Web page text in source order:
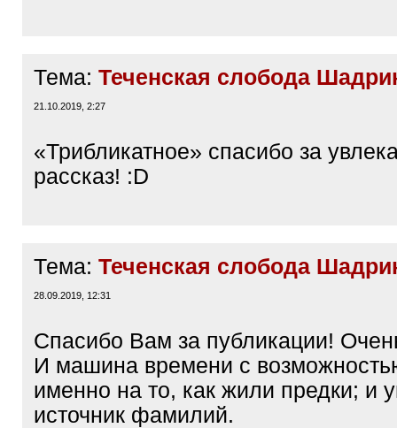
Тема: Теченская слобода
21.10.2019, 2:27
«Трибликатное» спасибо за
рассказ! :D
Тема: Теченская слобода
28.09.2019, 12:31
Спасибо Вам за публикации!
И машина времени с
именно на то, как жили предки; и
источник фамилий.